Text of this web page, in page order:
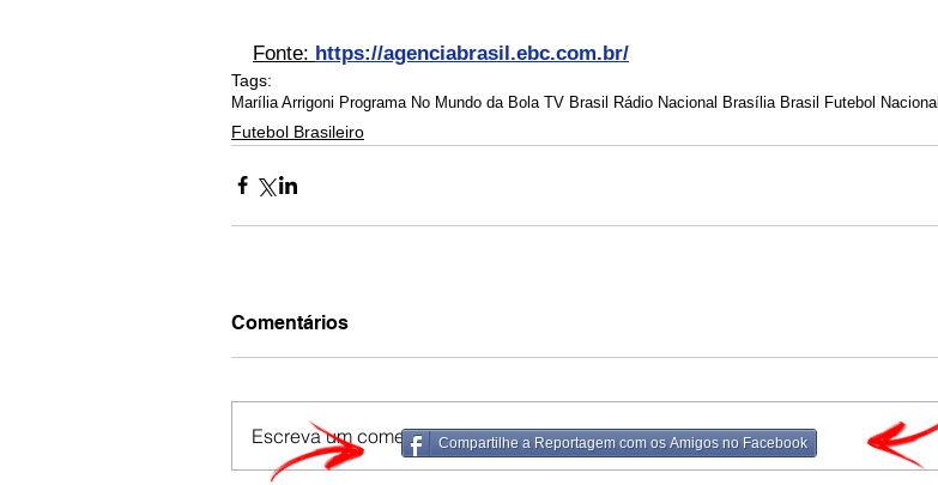
Fonte: https://agenciabrasil.ebc.com.br/
Tags:
Marília Arrigoni Programa No Mundo da Bola TV Brasil Rádio Nacional Brasília Brasil Futebol Nacional
Futebol Brasileiro
Comentários
Escreva um comentárioCompartilhe a Reportagem com os Amigos no Facebook